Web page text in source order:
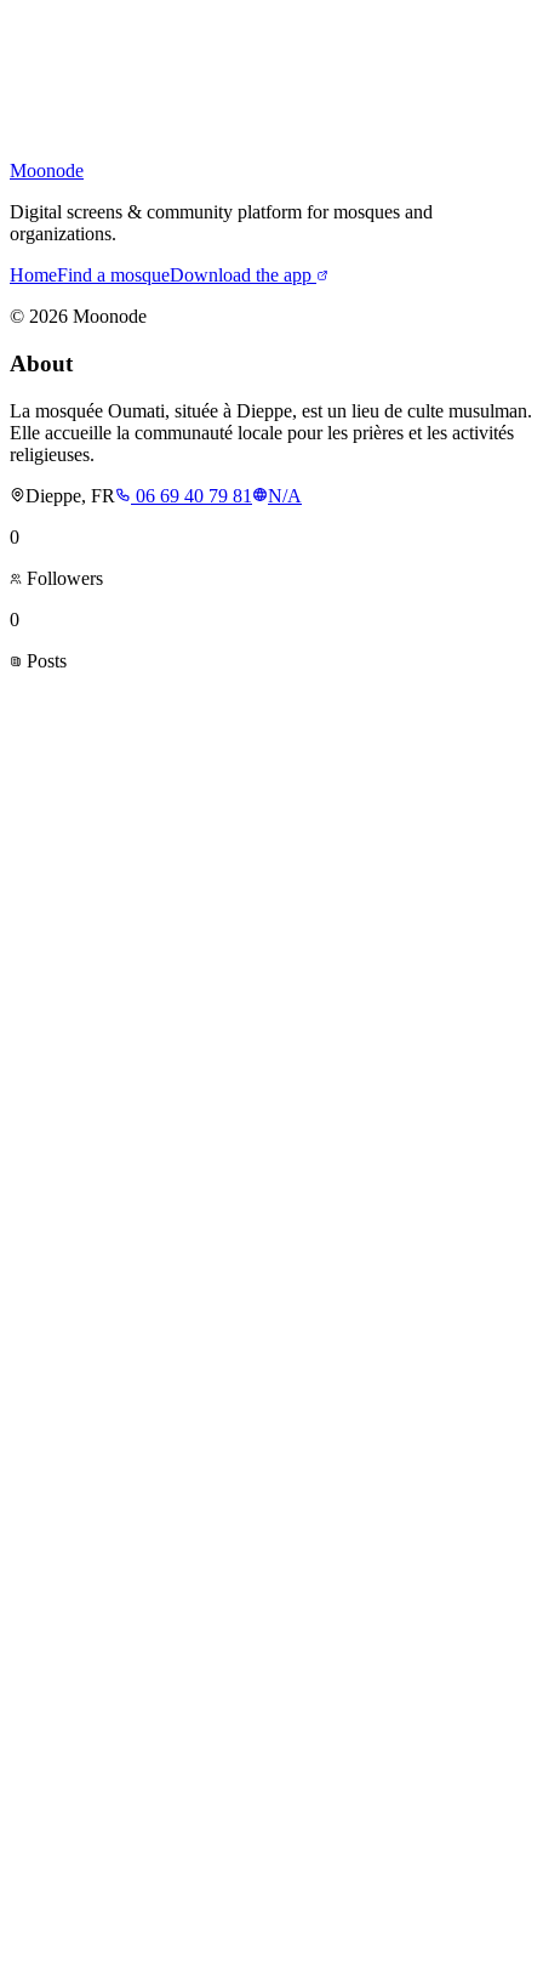
Moonode
Digital screens & community platform for mosques and
organizations.
HomeFind a mosqueDownload the app
© 2026 Moonode
About
La mosquée Oumati, située à Dieppe, est un lieu de culte musulman.
Elle accueille la communauté locale pour les prières et les activités
religieuses.
Dieppe, FR
06 69 40 79 81
N/A
0
Followers
0
Posts